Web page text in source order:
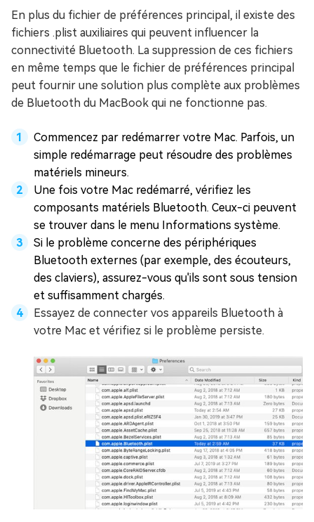
En plus du fichier de préférences principal, il existe des
fichiers .plist auxiliaires qui peuvent influencer la
connectivité Bluetooth. La suppression de ces fichiers
en même temps que le fichier de préférences principal
peut fournir une solution plus complète aux problèmes
de Bluetooth du MacBook qui ne fonctionne pas.
Commencez par redémarrer votre Mac. Parfois, un
simple redémarrage peut résoudre des problèmes
matériels mineurs.
Une fois votre Mac redémarré, vérifiez les
composants matériels Bluetooth. Ceux-ci peuvent
se trouver dans le menu Informations système.
Si le problème concerne des périphériques
Bluetooth externes (par exemple, des écouteurs,
des claviers), assurez-vous qu'ils sont sous tension
et suffisamment chargés.
Essayez de connecter vos appareils Bluetooth à
votre Mac et vérifiez si le problème persiste.